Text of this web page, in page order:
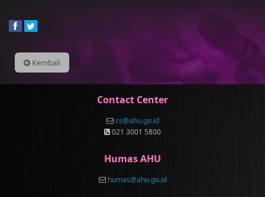
Kembali
Contact Center
cs@ahu.go.id
021 3001 5800
Humas AHU
humas@ahu.go.id